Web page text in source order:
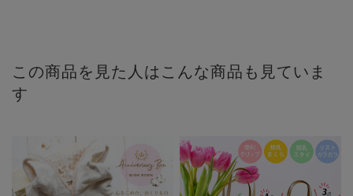
この商品を見た人はこんな商品も見ていま
す